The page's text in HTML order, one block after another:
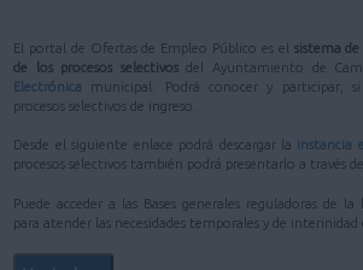
El portal de Ofertas de Empleo Público es el sistema
de los procesos selectivosdel Ayuntamiento de
Electrónica
municipal. Podrá conocer y participar,
procesos selectivos de ingreso.
Desde el siguiente enlace podrá descargar la instancia
procesos selectivos también podrá presentarlo a través
Puede acceder a las Bases generales reguladoras de la bolsa de trabajo temporal
para atender las necesidades temporales y de interinidad